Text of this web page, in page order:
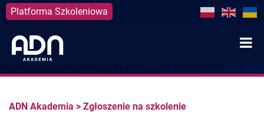
Platforma Szkoleniowa
content
ADN Akademia > Zgłoszenie na szkolenie